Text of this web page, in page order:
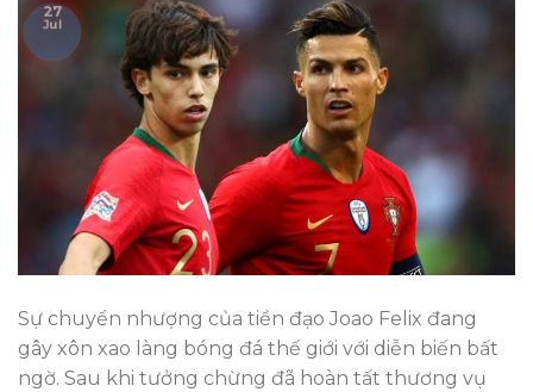
27
Jul
Sự chuyển nhượng của tiền đạo Joao Felix đang
gây xôn xao làng bóng đá thế giới với diễn biến bất
ngờ. Sau khi tưởng chừng đã hoàn tất thương vụ